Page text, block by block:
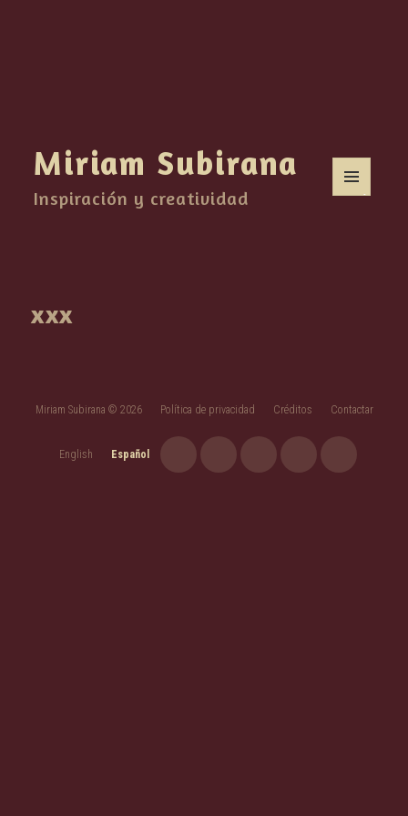
Miriam Subirana
Inspiración y creatividad
xxx
Miriam Subirana © 2026 Política de privacidad Créditos Contactar
English Español